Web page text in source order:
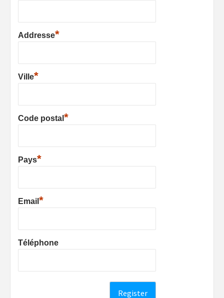
Addresse*
Ville*
Code postal *
Pays*
Email *
Téléphone